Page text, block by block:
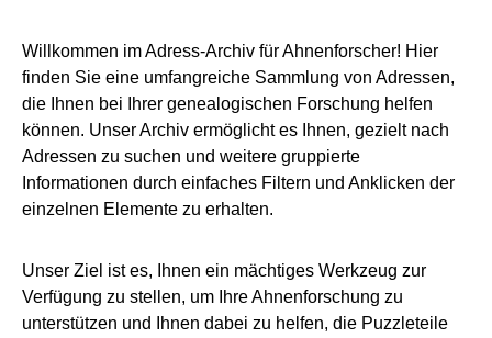
Willkommen im Adress-Archiv für Ahnenforscher! Hier
finden Sie eine umfangreiche Sammlung von Adressen,
die Ihnen bei Ihrer genealogischen Forschung helfen
können. Unser Archiv ermöglicht es Ihnen, gezielt nach
Adressen zu suchen und weitere gruppierte
Informationen durch einfaches Filtern und Anklicken der
einzelnen Elemente zu erhalten.
Unser Ziel ist es, Ihnen ein mächtiges Werkzeug zur
Verfügung zu stellen, um Ihre Ahnenforschung zu
unterstützen und Ihnen dabei zu helfen, die Puzzleteile